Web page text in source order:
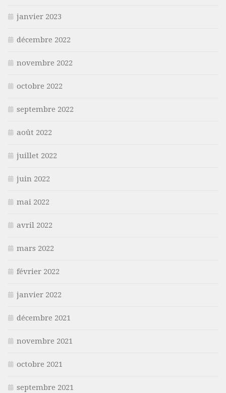
janvier 2023
décembre 2022
novembre 2022
octobre 2022
septembre 2022
août 2022
juillet 2022
juin 2022
mai 2022
avril 2022
mars 2022
février 2022
janvier 2022
décembre 2021
novembre 2021
octobre 2021
septembre 2021